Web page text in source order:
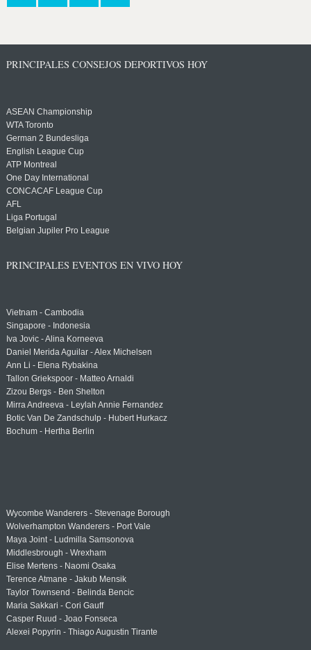
PRINCIPALES CONSEJOS DEPORTIVOS HOY
ASEAN Championship
WTA Toronto
German 2 Bundesliga
English League Cup
ATP Montreal
One Day International
CONCACAF League Cup
AFL
Liga Portugal
Belgian Jupiler Pro League
PRINCIPALES EVENTOS EN VIVO HOY
Vietnam - Cambodia
Singapore - Indonesia
Iva Jovic - Alina Korneeva
Daniel Merida Aguilar - Alex Michelsen
Ann Li - Elena Rybakina
Tallon Griekspoor - Matteo Arnaldi
Zizou Bergs - Ben Shelton
Mirra Andreeva - Leylah Annie Fernandez
Botic Van De Zandschulp - Hubert Hurkacz
Bochum - Hertha Berlin
Wycombe Wanderers - Stevenage Borough
Wolverhampton Wanderers - Port Vale
Maya Joint - Ludmilla Samsonova
Middlesbrough - Wrexham
Elise Mertens - Naomi Osaka
Terence Atmane - Jakub Mensik
Taylor Townsend - Belinda Bencic
Maria Sakkari - Cori Gauff
Casper Ruud - Joao Fonseca
Alexei Popyrin - Thiago Augustin Tirante